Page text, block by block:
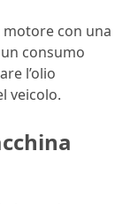
motore con una
consumo
l’olio
veicolo.